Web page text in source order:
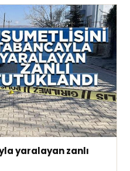
yaralayan zanlı